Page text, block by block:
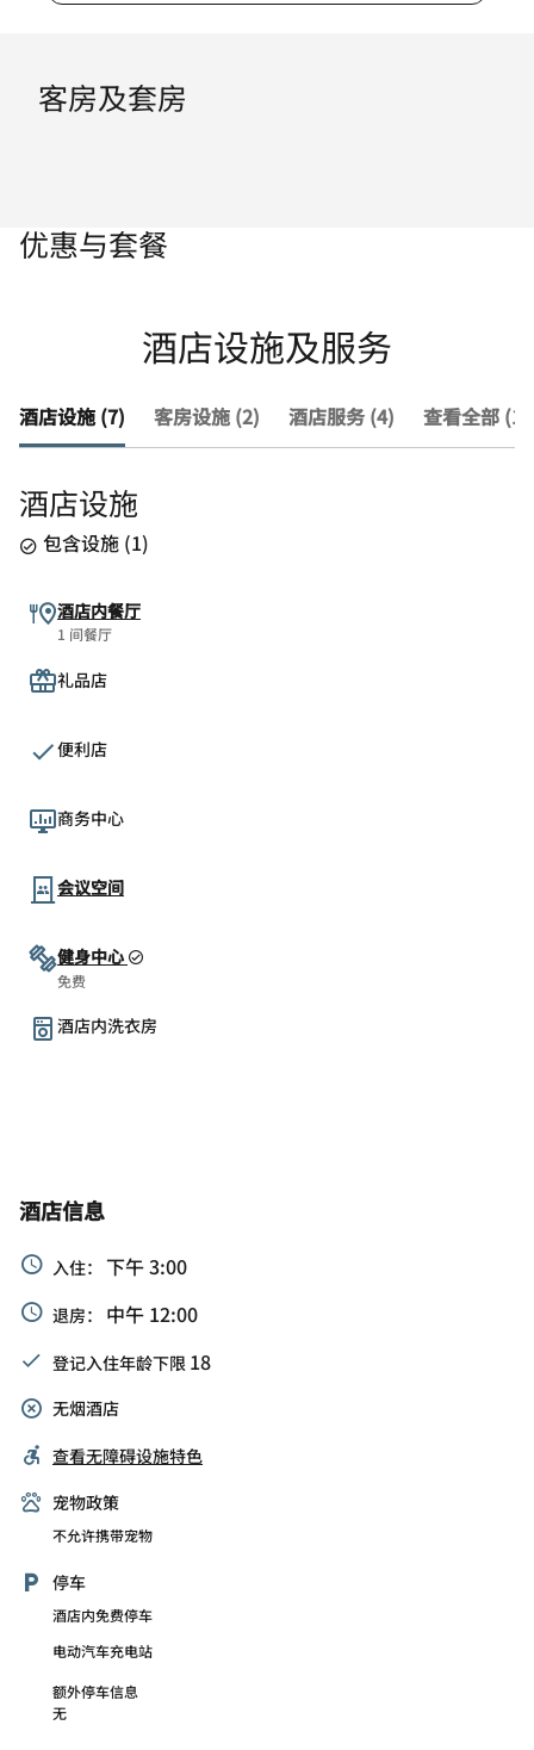
客房及套房
优惠与套餐
酒店设施及服务
酒店设施 (7) 客房设施 (2) 酒店服务 (4) 查看全部
酒店设施
包含设施 (1)
酒店内餐厅
1 间餐厅
礼品店
便利店
商务中心
会议空间
健身中心
免费
酒店内洗衣房
酒店信息
入住： 下午 3:00
退房： 中午 12:00
登记入住年龄下限 18
无烟酒店
查看无障碍设施特色
宠物政策
不允许携带宠物
停车
酒店内免费停车
电动汽车充电站
额外停车信息
无